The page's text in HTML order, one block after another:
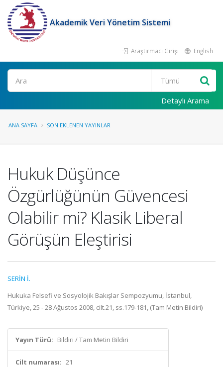
Akademik Veri Yönetim Sistemi
Araştırmacı Girişi English
Ara
Detaylı Arama
ANA SAYFA SON EKLENEN YAYINLAR
Hukuk Düşünce
Özgürlüğünün Güvencesi
Olabilir mi? Klasik Liberal
Görüşün Eleştirisi
SERİN İ.
Hukuka Felsefi ve Sosyolojik Bakışlar Sempozyumu, İstanbul,
Türkiye, 25 - 28 Ağustos 2008, cilt.21, ss.179-181, (Tam Metin Bildiri)
Yayın Türü: Bildiri / Tam Metin Bildiri
Cilt numarası: 21